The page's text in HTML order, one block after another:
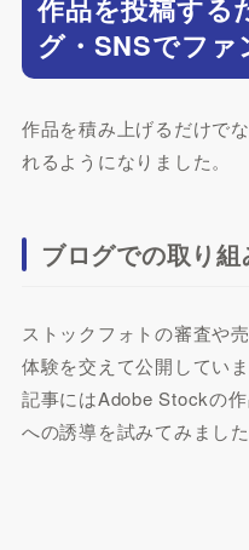
作品を投稿する
グ・SNSでフ
作品を積み上げるだけで
れるようになりました。
ブログでの取り組
ストックフォトの審査や
体験を交えて公開していま
記事にはAdobe Stockの
への誘導を試みてみました